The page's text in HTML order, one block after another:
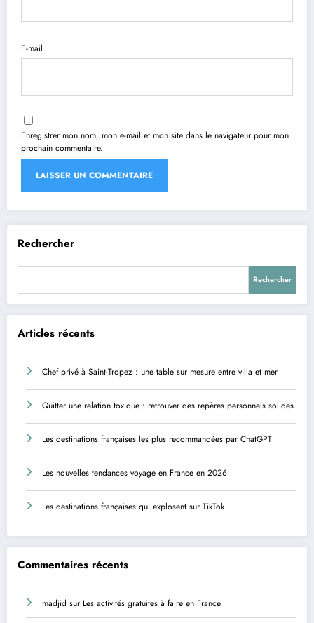
E-mail
Enregistrer mon nom, mon e-mail et mon site dans le navigateur pour mon
prochain commentaire.
Rechercher
Rechercher
Articles récents
Chef privé à Saint-Tropez : une table sur mesure entre villa et mer
Quitter une relation toxique : retrouver des repères personnels solides
Les destinations françaises les plus recommandées par ChatGPT
Les nouvelles tendances voyage en France en 2026
Les destinations françaises qui explosent sur TikTok
Commentaires récents
madjid sur Les activités gratuites à faire en France